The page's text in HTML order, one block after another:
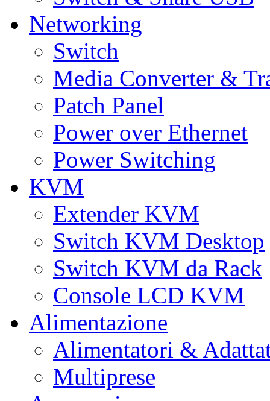
Networking
Switch
Media Converter &
Patch Panel
Power over Ethernet
Power Switching
KVM
Extender KVM
Switch KVM Desktop
Switch KVM da Rack
Console LCD KVM
Alimentazione
Alimentatori &
Multiprese